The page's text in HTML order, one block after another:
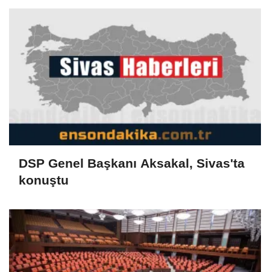
(2)
DSP Genel Başkanı Aksakal, Sivas'ta
konuştu